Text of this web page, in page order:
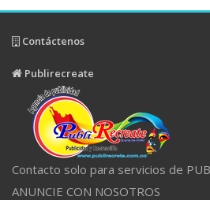
Contáctenos
Publirecreate
Contacto solo para servicios de
ANUNCIE CON NOSOTROS